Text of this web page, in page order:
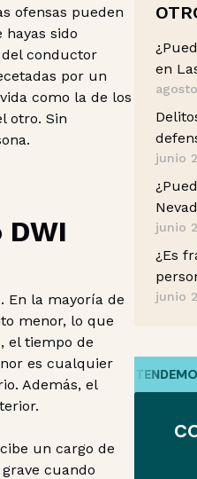
ofensas pueden
sido
conductor
por un
como la de los
otro. Sin
En la mayoría de
menor, lo que
el tiempo de
es cualquier
Además, el
un cargo de
cuando
en
junio
junio
¿Es
junio
TU IDIOMA